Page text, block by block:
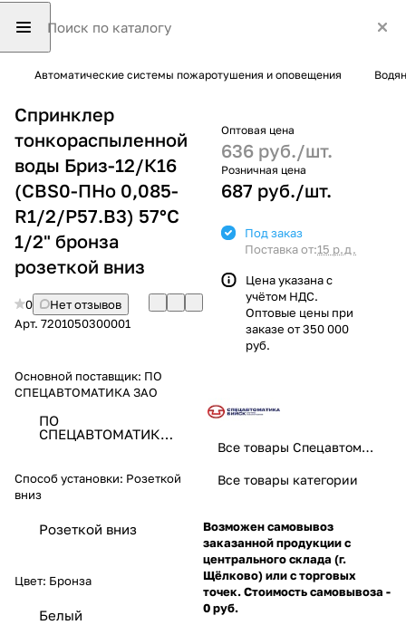
Автоматические системы пожаротушения и оповещения
Спринклер
тонкораспыленной
воды Бриз-12/К16
(СВS0-ПНо 0,085-
R1/2/P57.В3) 57°С
1/2" бронза
розеткой вниз
0
Нет отзывов
Арт. 7201050300001
Основной поставщик: ПО
СПЕЦАВТОМАТИКА ЗАО
ПО
СПЕЦАВТОМАТИКА
Способ установки: Розеткой
вниз
Розеткой вниз
Цвет: Бронза
Белый
Оптовая цена
636 руб./шт.
Розничная цена
687 руб./шт.
Под заказ
Поставка от:15 р.д.
Цена указана с
учётом НДС.
Оптовые цены при
заказе от 350 000
руб.
Все товары Спецавтоматика
Все товары категории
Возможен самовывоз
заказанной продукции с
центрального склада (г.
Щёлково) или с торговых
точек. Стоимость самовывоза -
0 руб.